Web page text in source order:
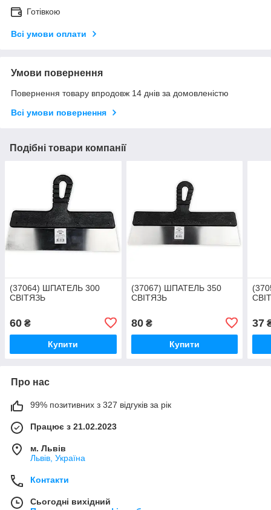
Готівкою
Всі умови оплати
Умови повернення
Повернення товару впродовж 14 днів за домовленістю
Всі умови повернення
Подібні товари компанії
(37064) ШПАТЕЛЬ 300
СВІТЯЗЬ
60 ₴
Купити
(37067) ШПАТЕЛЬ 350
СВІТЯЗЬ
80₴
Купити
37
Про нас
99% позитивних з 327 відгуків за рік
Працює з 21.02.2023
м. Львів
Львів, Україна
Контакти
Сьогодні вихідний